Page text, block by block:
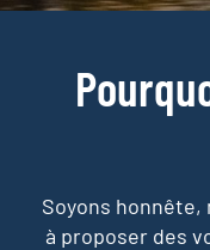
Soyons honnête,
à proposer des